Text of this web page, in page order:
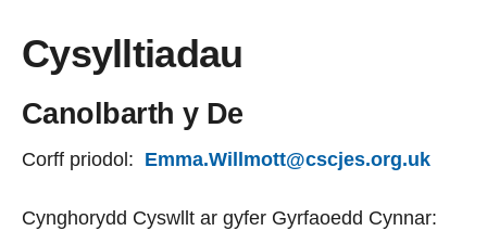
Cysylltiadau
Canolbarth y De
Corff priodol: Emma.Willmott@cscjes.org.uk
Cynghorydd Cyswllt ar gyfer Gyrfaoedd Cynnar: